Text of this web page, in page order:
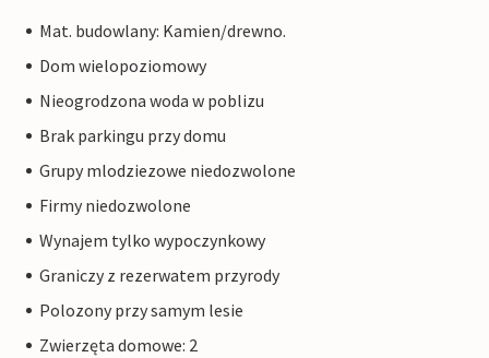
Mat. budowlany: Kamien/drewno.
Dom wielopoziomowy
Nieogrodzona woda w poblizu
Brak parkingu przy domu
Grupy mlodziezowe niedozwolone
Firmy niedozwolone
Wynajem tylko wypoczynkowy
Graniczy z rezerwatem przyrody
Polozony przy samym lesie
Zwierzęta domowe: 2